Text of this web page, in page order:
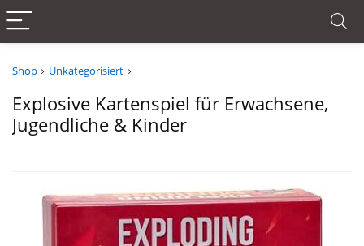
Shop Unkategorisiert
Explosive Kartenspiel für Erwachsene,
Jugendliche & Kinder